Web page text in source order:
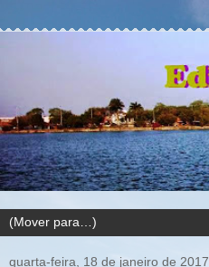
quarta-feira, 18 de janeiro de 2017